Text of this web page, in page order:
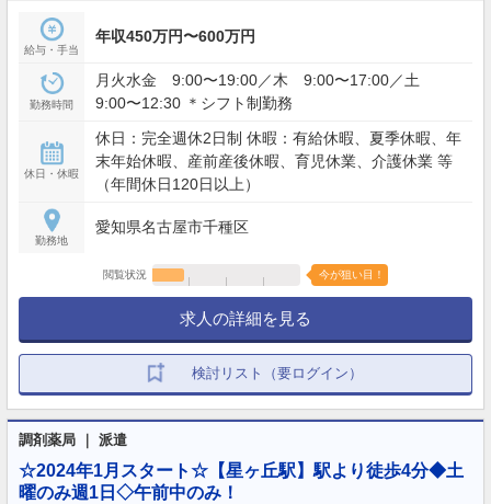
給与・手当
年収450万円〜600万円
勤務時間
月火水金 9:00〜19:00／木 9:00〜17:00／土
9:00〜12:30 ＊シフト制勤務
休日・休暇
休日：完全週休2日制 休暇：有給休暇、夏季休暇、年
末年始休暇、産前産後休暇、育児休業、介護休業 等
（年間休日120日以上）
勤務地
愛知県名古屋市千種区
閲覧状況 今が狙い目！
求人の詳細を見る
検討リスト（要ログイン）
調剤薬局 ｜ 派遣
☆2024年1月スタート☆【星ヶ丘駅】駅より徒歩4分◆土
曜のみ週1日◇午前中のみ！